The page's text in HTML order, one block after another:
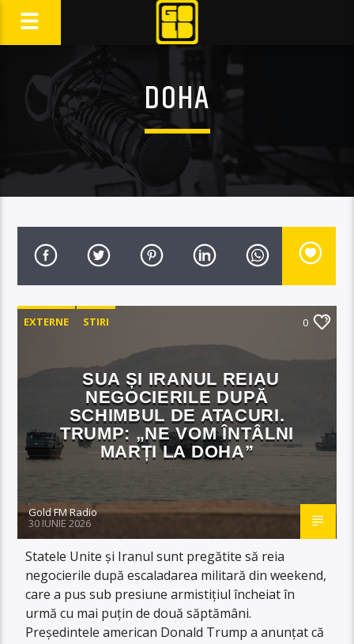
DOHA
EXTERNE STIRI 0
SUA ȘI IRANUL REIAU
NEGOCIERILE DUPĂ
SCHIMBUL DE ATACURI.
TRUMP: „NE VOM ÎNTÂLNI
MARȚI LA DOHA”
Gold FM Radio
30 IUNIE 2026
Statele Unite și Iranul sunt pregătite să reia
negocierile după escaladarea militară din weekend,
care a pus sub presiune armistițiul încheiat în
urmă cu mai puțin de două săptămâni.
Președintele american Donald Trump a anunțat că